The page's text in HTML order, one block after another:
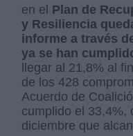
en el Plan de
y Resiliencia
informe a través
ya se han
llegar al 21,8% al
de los 428
Acuerdo de
cumplido el 33,4%,
diciembre que